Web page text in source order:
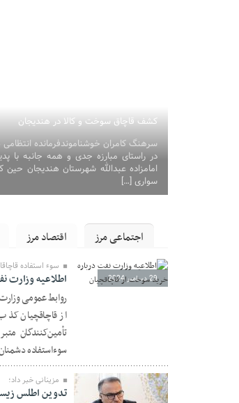
کشف قاچاق سوخت و کالا در هندیجان
سرهنگ کامران خوشناموندفرمانده
در راستای مبارزه جدی و همه جانبه با
سواری […]
اجتماعی مرز اقتصاد مرز
29 دسامبر 2024
سوء استفاده
اطلاعیه وزارت
از قاچاقچیان
تأمین‌کنندگان
سوءاستفاده
مزینانی خبر داد؛
تدوین اطلس